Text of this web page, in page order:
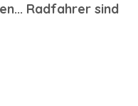
Radfahrer sind